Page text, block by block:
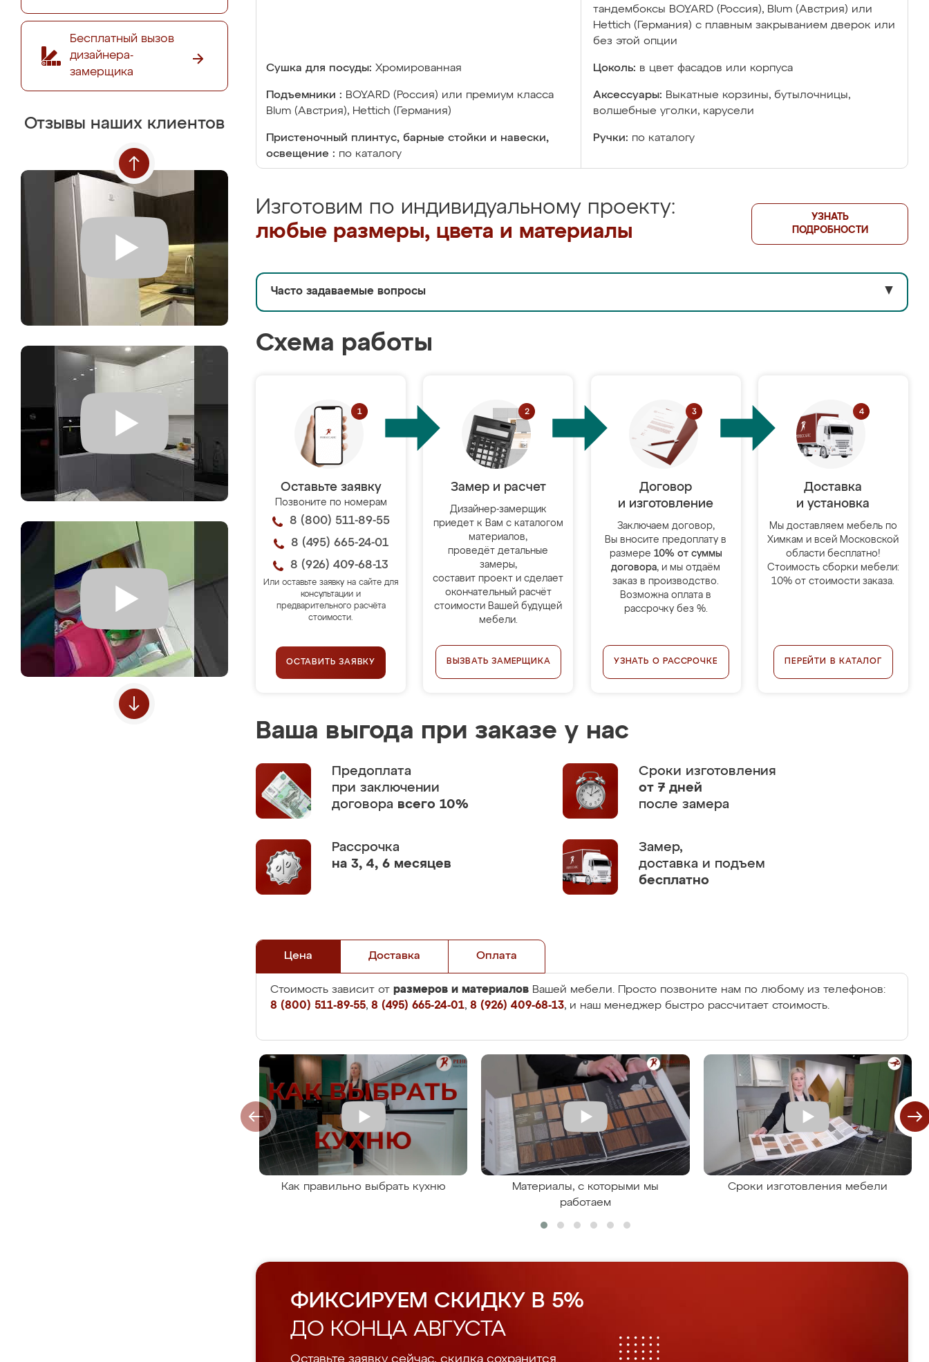
Бесплатный вызов
дизайнера-
замерщика
Отзывы наших клиентов
тандембоксы BOYARD (Россия), Blum (Австрия) или
Hettich (Германия) с плавным закрыванием дверок или
без этой опции
Сушка для посуды: Хромированная Цоколь: в цвет фасадов или корпуса
Подъемники : BOYARD (Россия) или премиум класса
Blum (Австрия), Hettich (Германия)
Аксессуары: Выкатные корзины, бутылочницы,
волшебные уголки, карусели
Пристеночный плинтус, барные стойки и навески,
освещение : по каталогу
Ручки: по каталогу
Изготовим по индивидуальному проекту:
любые размеры, цвета и материалы
УЗНАТЬ
ПОДРОБНОСТИ
Часто задаваемые вопросы ▼
Схема работы
Оставьте заявку
Позвоните по номерам
8 (800) 511-89-55
8 (495) 665-24-01
8 (926) 409-68-13
Или оставьте заявку на сайте для
консультации и
предварительного расчёта
стоимости.
ОСТАВИТЬ ЗАЯВКУ
Замер и расчет
Дизайнер-замерщик
приедет к Вам с каталогом
материалов,
проведёт детальные
замеры,
составит проект и сделает
окончательный расчёт
стоимости Вашей будущей
мебели.
ВЫЗВАТЬ ЗАМЕРЩИКА
Договор
и изготовление
Заключаем договор,
Вы вносите предоплату в
размере 10% от суммы
договора, и мы отдаём
заказ в производство.
Возможна оплата в
рассрочку без %.
УЗНАТЬ О РАССРОЧКЕ
Доставка
и установка
Мы доставляем мебель по
Химкам и всей Московской
области бесплатно!
Стоимость сборки мебели:
10% от стоимости заказа.
ПЕРЕЙТИ В КАТАЛОГ
Ваша выгода при заказе у нас
Предоплата
при заключении
договора всего 10%
Сроки изготовления
от 7 дней
после замера
Рассрочка
на 3, 4, 6 месяцев
Замер,
доставка и подъем
бесплатно
Цена Доставка Оплата
Стоимость зависит от размеров и материалов Вашей мебели. Просто позвоните нам по любому из телефонов:
8 (800) 511-89-55, 8 (495) 665-24-01, 8 (926) 409-68-13, и наш менеджер быстро рассчитает стоимость.
Как правильно выбрать кухню
Материалы, с которыми мы
работаем
Сроки изготовления мебели
ФИКСИРУЕМ СКИДКУ В 5%
ДО КОНЦА АВГУСТА
Оставьте заявку сейчас, скидка сохранится.